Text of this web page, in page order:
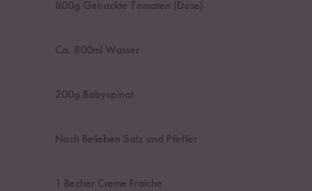
800g Gehackte Tomaten (Dose)
Ca. 800ml Wasser
200g Babyspinat
Nach Belieben Salz und Pfeffer
1 Becher Creme Fraîche